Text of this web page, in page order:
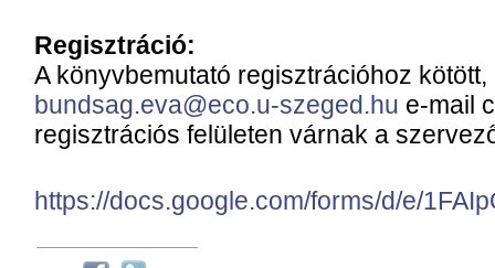
Regisztráció:
A könyvbemutató regisztrációhoz kötött,
bundsag.eva@eco.u-szeged.hu e-mail
regisztrációs felületen várnak a
https://docs.google.com/forms/d/e/